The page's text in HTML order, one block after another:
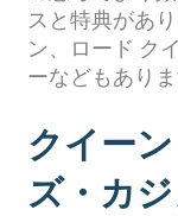
スと特典があ
ン、ロード ク
ーなどもありま
クイー
ズ・カ